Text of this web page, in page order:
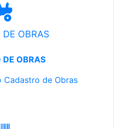
DE OBRAS
OBRAS
Cadastro de Obras